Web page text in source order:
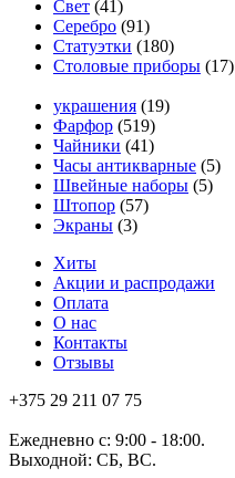
Свет (41)
Серебро (91)
Статуэтки (180)
Столовые приборы (17)
украшения (19)
Фарфор (519)
Чайники (41)
Часы антикварные (5)
Швейные наборы (5)
Штопор (57)
Экраны (3)
Хиты
Акции и распродажи
Оплата
О нас
Контакты
Отзывы
+375 29 211 07 75
Ежедневно с: 9:00 - 18:00.
Выходной: СБ, ВС.